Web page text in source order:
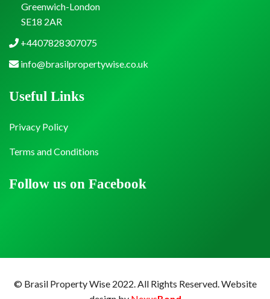
Greenwich-London
SE18 2AR
+4407828307075
info@brasilpropertywise.co.uk
Follow us on Facebook
Useful Links
Privacy Policy
Terms and Conditions
© Brasil Property Wise 2022. All Rights Reserved.Website